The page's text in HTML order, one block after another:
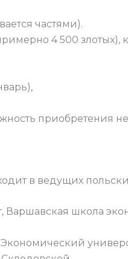
частями).
4 500 злотых),
приобретения
в ведущих
Варшавская школа